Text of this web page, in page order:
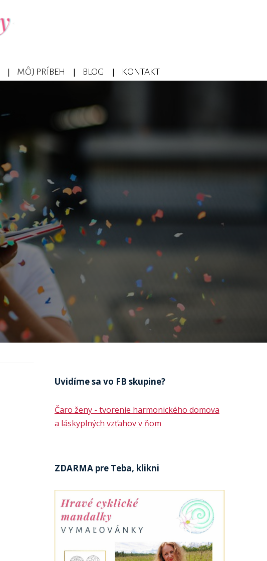
MÔJ PRÍBEH BLOG KONTAKT
Uvidíme sa vo FB skupine?
Čaro ženy - tvorenie harmonického domova
a láskyplných vzťahov v ňom
ZDARMA pre Teba, klikni